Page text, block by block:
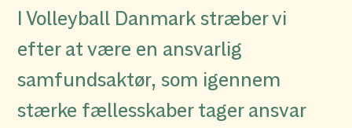
I Volleyball Danmark stræber vi
efter at være en ansvarlig
samfundsaktør, som igennem
stærke fællesskaber tager ansvar